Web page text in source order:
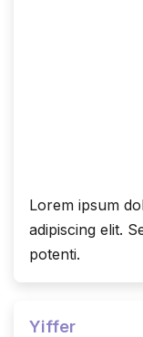
Lorem ipsum
adipiscing elit.
potenti.
Yiffer